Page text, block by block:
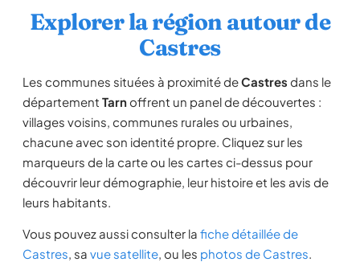
Explorer la région autour de
Castres
Les communes situées à proximité deCastres dans le
département Tarnoffrent un panel de découvertes :
villages voisins, communes rurales ou urbaines,
chacune avec son identité propre. Cliquez sur les
marqueurs de la carte ou les cartes ci-dessus pour
découvrir leur démographie, leur histoire et les avis de
leurs habitants.
Vous pouvez aussi consulter la fiche détaillée de
Castres, sa vue satellite, ou les photos de Castres.